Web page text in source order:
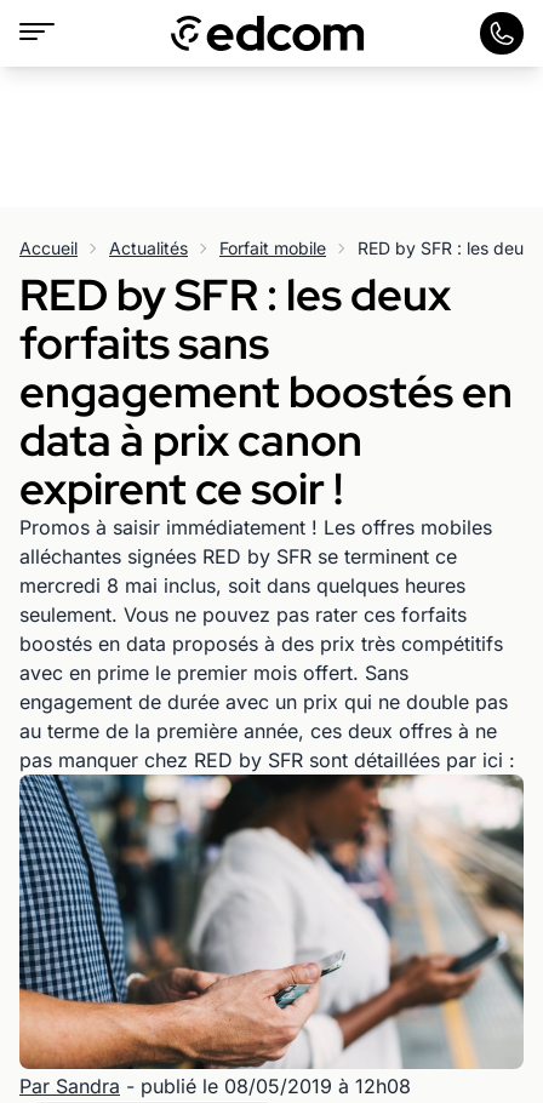
Accueil Actualités Forfait mobile
RED by SFR : les deux
forfaits sans
engagement boostés en
data à prix canon
expirent ce soir !
Promos à saisir immédiatement ! Les offres mobiles
alléchantes signées RED by SFR se terminent ce
mercredi 8 mai inclus, soit dans quelques heures
seulement. Vous ne pouvez pas rater ces forfaits
boostés en data proposés à des prix très compétitifs
avec en prime le premier mois offert. Sans
engagement de durée avec un prix qui ne double pas
au terme de la première année, ces deux offres à ne
pas manquer chez RED by SFR sont détaillées par ici :
Par Sandra - publié le 08/05/2019 à 12h08